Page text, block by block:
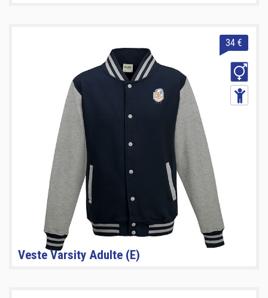
34 €
Veste Varsity Adulte (E)